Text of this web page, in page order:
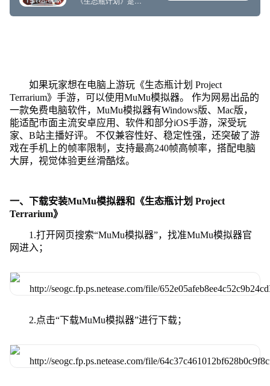
如果玩家想在电脑上游玩《生态瓶计划 Project
Terrarium》手游，可以使用MuMu模拟器。 作为网易出品的
一款免费电脑软件，MuMu模拟器有Windows版、Mac版，
能适配市面主流安卓应用、软件和部分iOS手游，深受玩
家、B站主播好评。 不仅兼容性好、稳定性强，还突破了游
戏在手机上的帧率限制，支持最高240帧高帧率，搭配电脑
大屏，视觉体验更丝滑酷炫。
一、下载安装MuMu模拟器和《生态瓶计划 Project
Terrarium》
1.打开网页搜索“MuMu模拟器”，找准MuMu模拟器官
网进入；
2.点击“下载MuMu模拟器”进行下载；